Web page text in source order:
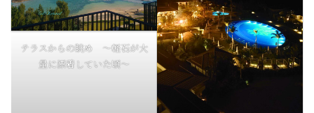
テラスからの眺め 〜軽石が大
量に漂着していた頃〜